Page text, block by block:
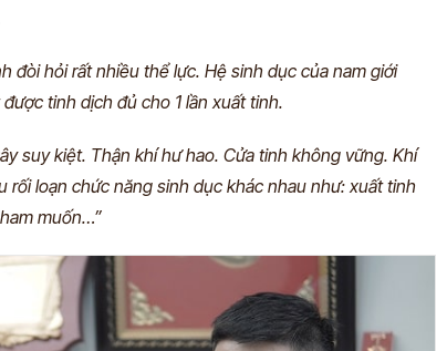
đòi hỏi rất nhiều thể lực. Hệ sinh dục của nam giới
tinh dịch đủ cho 1 lần xuất tinh.
suy kiệt. Thận khí hư hao. Cửa tinh không vững. Khí
loạn chức năng sinh dục khác nhau như: xuất tinh
muốn…”